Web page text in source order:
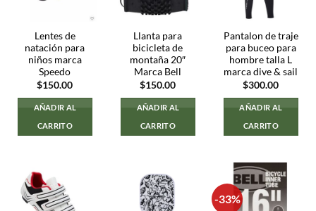
Lentes de
natación para
niños marca
Speedo
$150.00
AÑADIR AL
CARRITO
Llanta para
bicicleta de
montaña 20″
Marca Bell
$150.00
AÑADIR AL
CARRITO
Pantalon de traje
para buceo para
hombre talla L
marca dive & sail
$300.00
AÑADIR AL
CARRITO
-33%